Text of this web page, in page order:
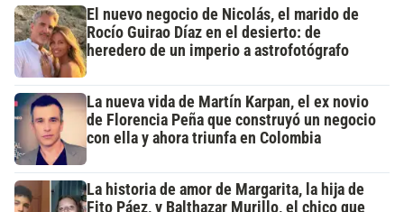
El nuevo negocio de Nicolás, el marido de
Rocío Guirao Díaz en el desierto: de
heredero de un imperio a astrofotógrafo
La nueva vida de Martín Karpan, el ex novio
de Florencia Peña que construyó un negocio
con ella y ahora triunfa en Colombia
La historia de amor de Margarita, la hija de
Fito Páez, y Balthazar Murillo, el chico que